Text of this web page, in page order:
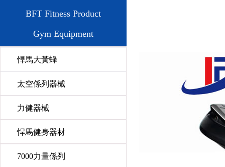
BFT Fitness Product
Gym Equipment
悍馬大黃蜂
太空係列器械
力健器械
悍馬健身器材
7000力量係列